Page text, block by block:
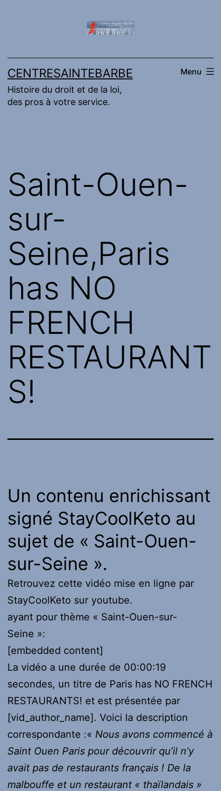
CENTRESAINTEBARBE
Histoire du droit et de la loi,
des pros à votre service.
Menu
Saint-Ouen-
sur-
Seine,Paris
has NO
FRENCH
RESTAURANT
S!
Un contenu enrichissant
signé StayCoolKeto au
sujet de « Saint-Ouen-
sur-Seine ».
Retrouvez cette vidéo mise en ligne par
StayCoolKeto sur youtube.
ayant pour thème « Saint-Ouen-sur-
Seine »:
[embedded content]
La vidéo a une durée de 00:00:19
secondes, un titre de Paris has NO FRENCH
RESTAURANTS! et est présentée par
[vid_author_name]. Voici la description
correspondante :« Nous avons commencé à
Saint Ouen Paris pour découvrir qu’il n’y
avait pas de restaurants français ! De la
malbouffe et un restaurant « thaïlandais »